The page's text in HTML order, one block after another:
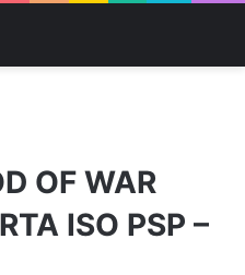
OF WAR
ISO PSP –